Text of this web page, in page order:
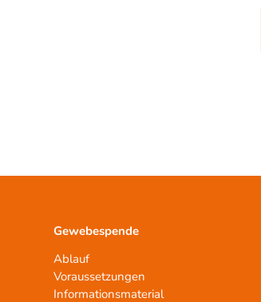
Gewebespende
Ablauf
Voraussetzungen
Informationsmaterial